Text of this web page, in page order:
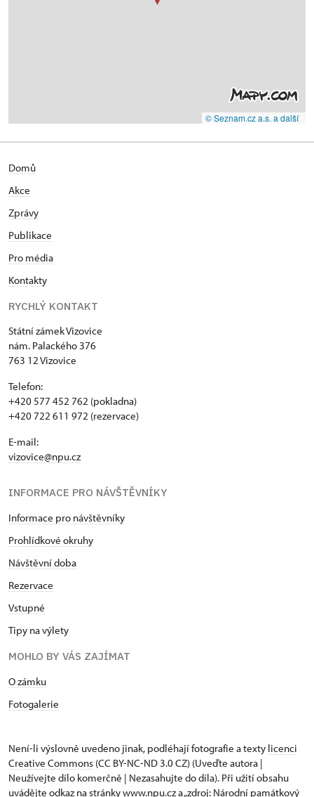
© Seznam.cz a.s. a další
Domů
Akce
Zprávy
Publikace
Pro média
Kontakty
RYCHLÝ KONTAKT
Státní zámek Vizovice
nám. Palackého 376
763 12 Vizovice
Telefon:
+420 577 452 762 (pokladna)
+420 722 611 972 (rezervace)
E-mail:
vizovice@npu.cz
INFORMACE PRO NÁVŠTĚVNÍKY
Informace pro návštěvníky
Prohlídkové okruhy
Návštěvní doba
Rezervace
Vstupné
Tipy na výlety
MOHLO BY VÁS ZAJÍMAT
O zámku
Fotogalerie
Není-li výslovně uvedeno jinak, podléhají fotografie a texty licenci
Creative Commons (CC BY-NC-ND 3.0 CZ) (Uveďte autora |
Neužívejte dílo komerčně | Nezasahujte do díla). Při užití obsahu
uvádějte odkaz na stránky www.npu.cz a „zdroj: Národní památkový